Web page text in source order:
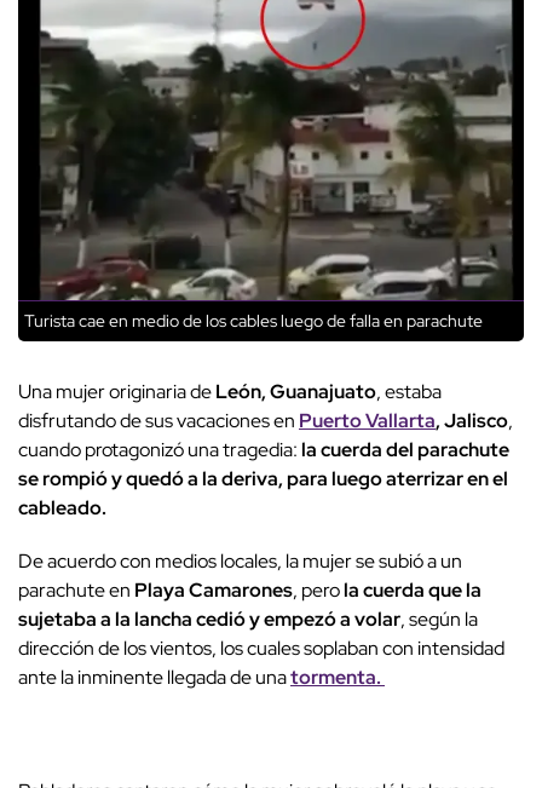
Turista cae en medio de los cables luego de falla en parachute
Una mujer originaria deLeón, Guanajuato, estaba
disfrutando de sus vacaciones en Puerto Vallarta, Jalisco,
cuando protagonizó una tragedia:la cuerda del parachute
se rompió y quedó a la deriva, para luego aterrizar en el
cableado.
De acuerdo con medios locales, la mujer se subió a un
parachute en Playa Camarones, perola cuerda que la
sujetaba a la lancha cedió y empezó a volar, según la
dirección de los vientos, los cuales soplaban con intensidad
ante la inminente llegada de unatormenta.